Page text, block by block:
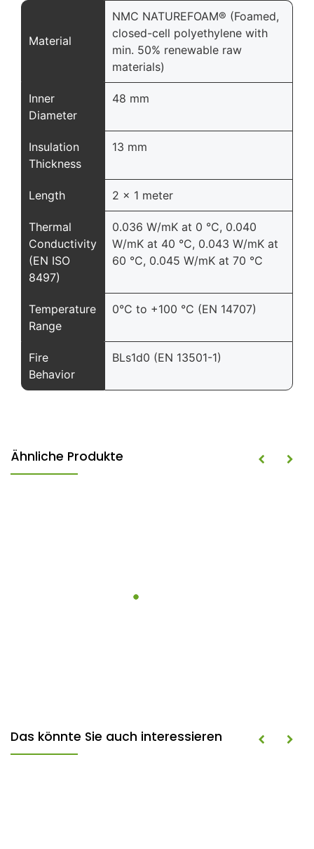
Material
NMC NATUREFOAM® (Foamed,
closed-cell polyethylene with
min. 50% renewable raw
materials)
Inner
Diameter
48 mm
Insulation
Thickness
13 mm
Length 2 x 1 meter
Thermal
Conductivity
(EN ISO
8497)
0.036 W/mK at 0 °C, 0.040
W/mK at 40 °C, 0.043 W/mK at
60 °C, 0.045 W/mK at 70 °C
Temperature
Range
0°C to +100 °C (EN 14707)
Fire
Behavior
BLs1d0 (EN 13501-1)
Ähnliche Produkte
Das könnte Sie auch interessieren